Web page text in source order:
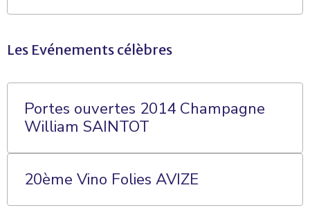
Les Evénements célèbres
Portes ouvertes 2014 Champagne
William SAINTOT
20ème Vino Folies AVIZE